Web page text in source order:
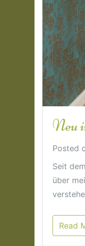
Neu
Posted
Seit
über
Read